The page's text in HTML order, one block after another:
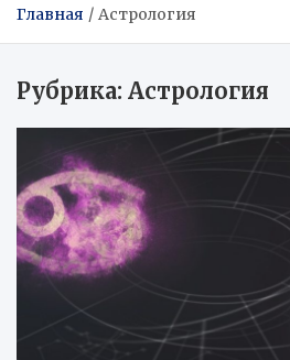
Главная Астрология
Рубрика: Астрология